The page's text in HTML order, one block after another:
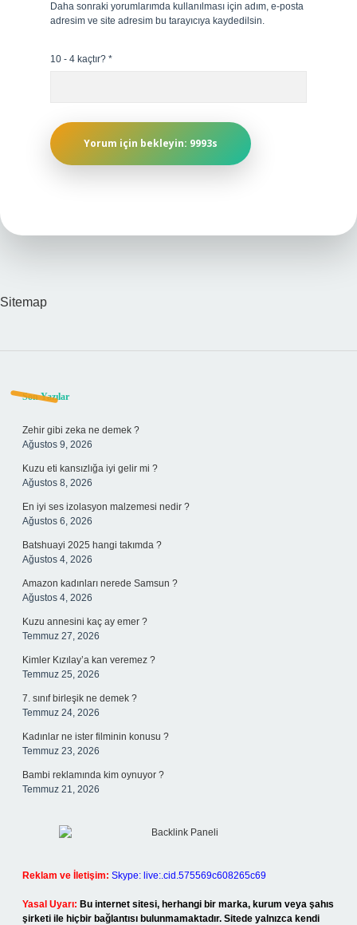
Daha sonraki yorumlarımda kullanılması için adım, e-posta
adresim ve site adresim bu tarayıcıya kaydedilsin.
10 - 4 kaçtır? *
Sitemap
Sidebar
Son Yazılar
Zehir gibi zeka ne demek ?
Ağustos 9, 2026
Kuzu eti kansızlığa iyi gelir mi ?
Ağustos 8, 2026
En iyi ses izolasyon malzemesi nedir ?
Ağustos 6, 2026
Batshuayi 2025 hangi takımda ?
Ağustos 4, 2026
Amazon kadınları nerede Samsun ?
Ağustos 4, 2026
Kuzu annesini kaç ay emer ?
Temmuz 27, 2026
Kimler Kızılay’a kan veremez ?
Temmuz 25, 2026
7. sınıf birleşik ne demek ?
Temmuz 24, 2026
Kadınlar ne ister filminin konusu ?
Temmuz 23, 2026
Bambi reklamında kim oynuyor ?
Temmuz 21, 2026
Reklam ve İletişim: Skype: live:.cid.575569c608265c69
Yasal Uyarı: Bu internet sitesi, herhangi bir marka, kurum veya şahıs
şirketi ile hiçbir bağlantısı bulunmamaktadır. Sitede yalnızca kendi